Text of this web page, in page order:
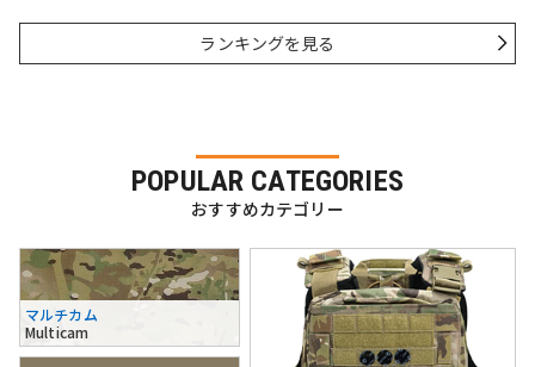
ランキングを見る
POPULAR CATEGORIES
おすすめカテゴリー
マルチカム
Multicam